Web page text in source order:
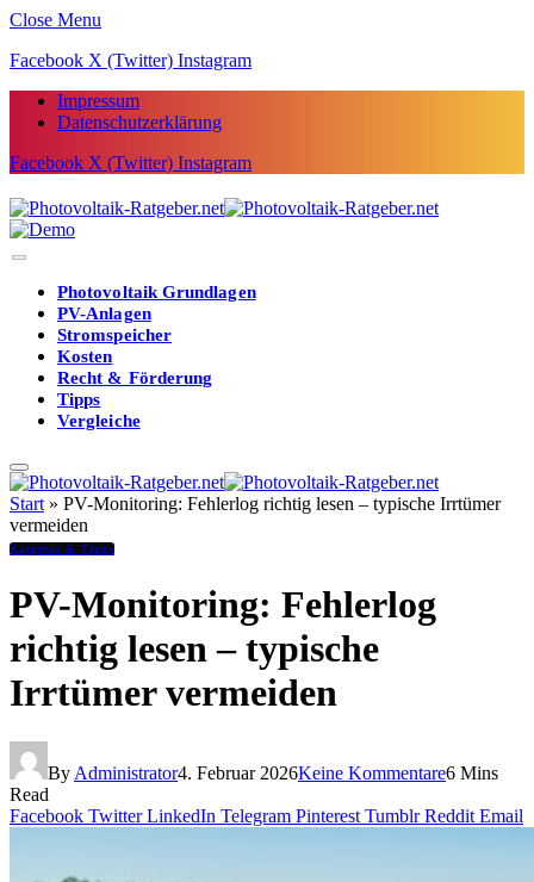
Close Menu
Facebook X (Twitter) Instagram
Impressum
Datenschutzerklärung
Facebook X (Twitter) Instagram
Photovoltaik Grundlagen
PV-Anlagen
Stromspeicher
Kosten
Recht & Förderung
Tipps
Vergleiche
Start » PV-Monitoring: Fehlerlog richtig lesen – typische Irrtümer
vermeiden
Ratgeber & Tipps
PV-Monitoring: Fehlerlog
richtig lesen – typische
Irrtümer vermeiden
By Administrator4. Februar 2026Keine Kommentare6 Mins
Read
Facebook Twitter LinkedIn Telegram Pinterest Tumblr Reddit Email